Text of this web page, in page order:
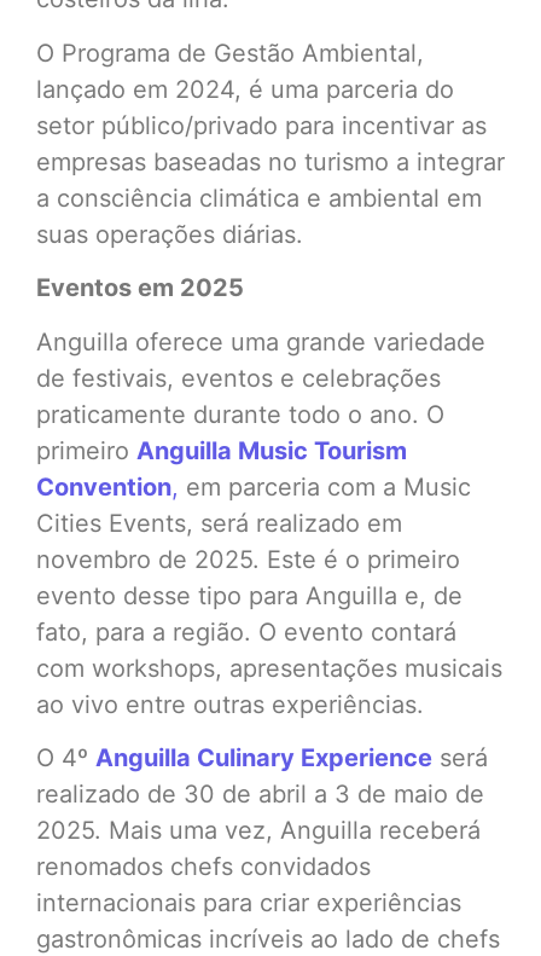
O Programa de Gestão Ambiental,
lançado em 2024, é uma parceria do
setor público/privado para incentivar as
empresas baseadas no turismo a integrar
a consciência climática e ambiental em
suas operações diárias.
Eventos em 2025
Anguilla oferece uma grande variedade
de festivais, eventos e celebrações
praticamente durante todo o ano. O
primeiro Anguilla Music Tourism
Convention, em parceria com a Music
Cities Events, será realizado em
novembro de 2025. Este é o primeiro
evento desse tipo para Anguilla e, de
fato, para a região. O evento contará
com workshops, apresentações musicais
ao vivo entre outras experiências.
O 4º Anguilla Culinary Experience será
realizado de 30 de abril a 3 de maio de
2025. Mais uma vez, Anguilla receberá
renomados chefs convidados
internacionais para criar experiências
gastronômicas incríveis ao lado de chefs